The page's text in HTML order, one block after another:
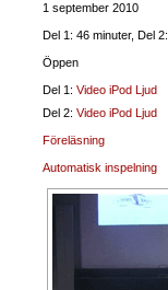
1 september 2010
Del 1: 46 minuter, Del
Öppen
Del 1: Video iPod Ljud
Del 2: Video iPod Ljud
Föreläsning
Automatisk inspelning